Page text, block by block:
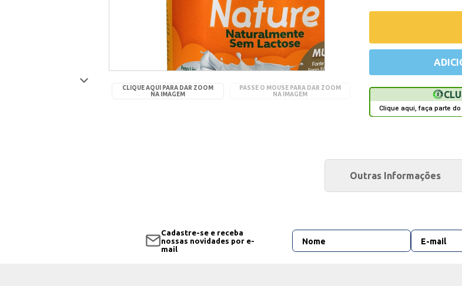
CLIQUE AQUI PARA DAR ZOOM
NA IMAGEM
PASSE O MOUSE PARA DAR ZOOM
NA IMAGEM
Clique aqui, faça parte
Outras Informações
Cadastre-se e receba
nossas novidades por e-
mail